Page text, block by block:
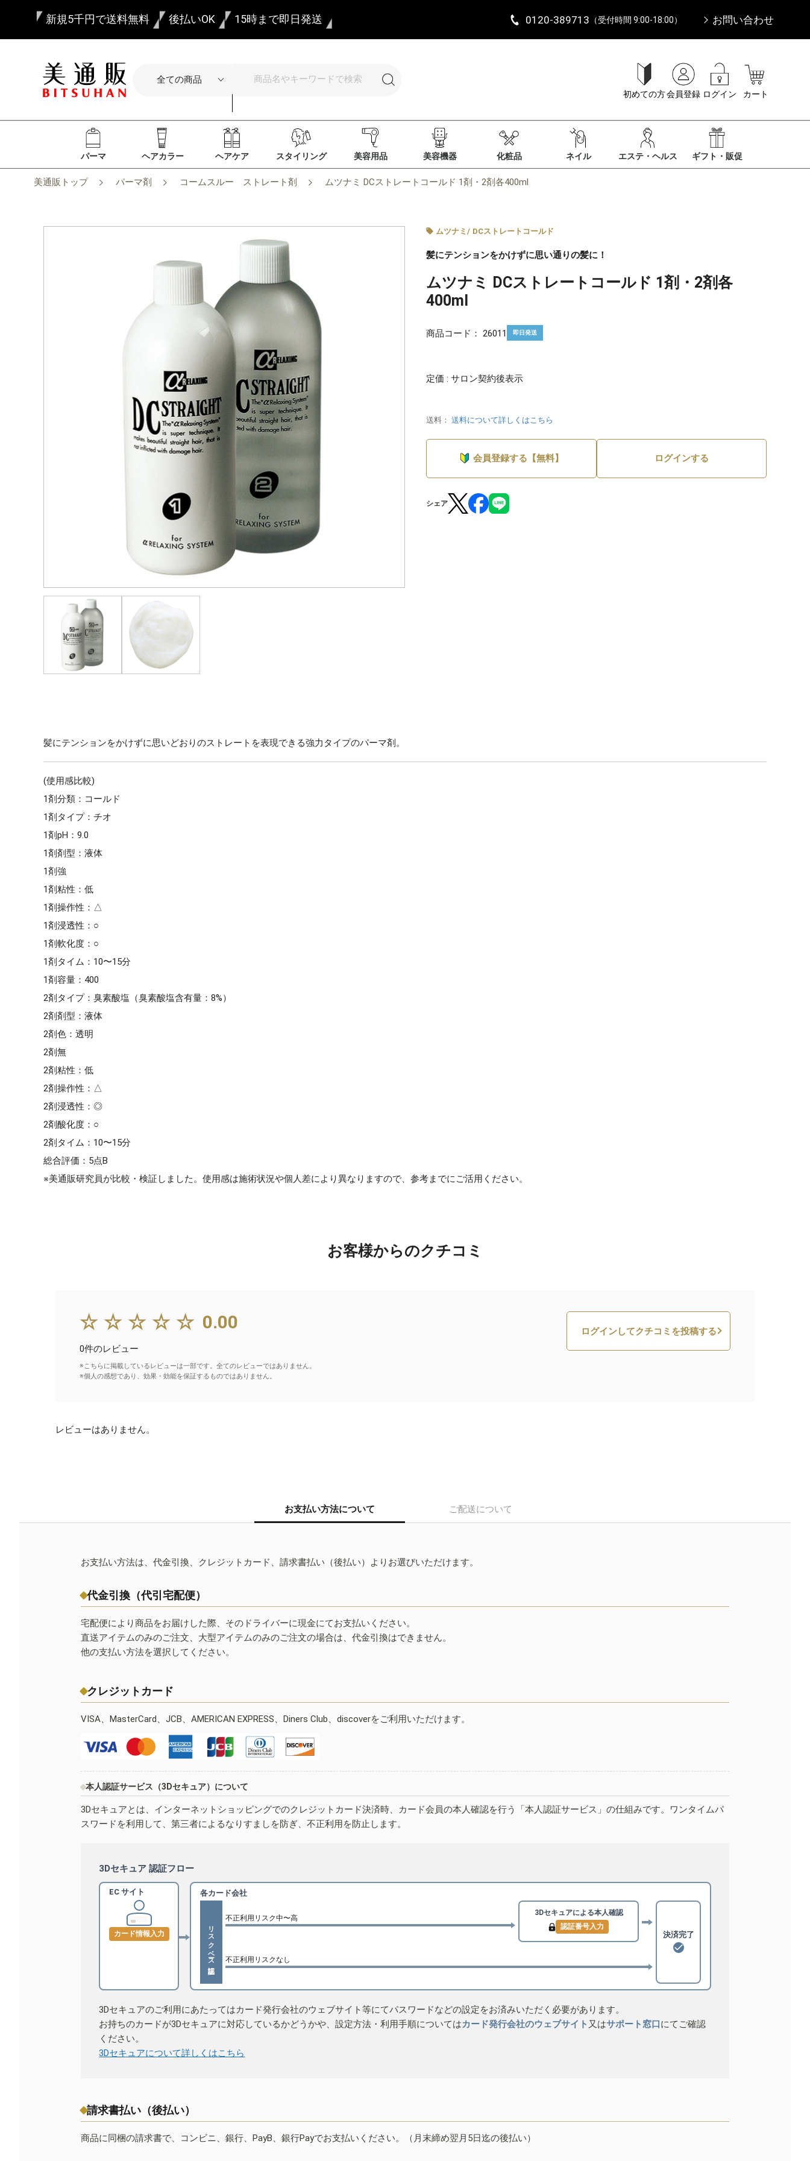
新規5千円で送料無料 後払いOK 15時まで即日発送 0120-389713 （受付時間 9:00-18:00） お問い合わせ
初めての方会員登録 ログイン カート
パーマ ヘアカラー ヘアケア スタイリング 美容用品 美容機器 化粧品 ネイル エステ・ヘルス ギフト・販促
美通販トップ パーマ剤 コームスルー ストレート剤 ムツナミ DCストレートコールド 1剤・2剤各400ml
ムツナミ / DCストレートコールド
髪にテンションをかけずに思い通りの髪に！
ムツナミ DCストレートコールド 1剤・2剤各
400ml
商品コード： 26011 即日発送
定価 : サロン契約後表示
送料： 送料について詳しくはこちら
会員登録する【無料】 ログインする
シェア
髪にテンションをかけずに思いどおりのストレートを表現できる強力タイプのパーマ剤。
(使用感比較)
1剤分類：コールド
1剤タイプ：チオ
1剤pH：9.0
1剤剤型：液体
1剤強
1剤粘性：低
1剤操作性：△
1剤浸透性：○
1剤軟化度：○
1剤タイム：10〜15分
1剤容量：400
2剤タイプ：臭素酸塩（臭素酸塩含有量：8%）
2剤剤型：液体
2剤色：透明
2剤無
2剤粘性：低
2剤操作性：△
2剤浸透性：◎
2剤酸化度：○
2剤タイム：10〜15分
総合評価：5点B
※美通販研究員が比較・検証しました。使用感は施術状況や個人差により異なりますので、参考までにご活用ください。
お客様からのクチコミ
☆☆☆☆☆ 0.00
0件のレビュー
※こちらに掲載しているレビューは一部です。全てのレビューではありません。
※個人の感想であり、効果・効能を保証するものではありません。
ログインしてクチコミを投稿する
レビューはありません。
お支払い方法について ご配送について
お支払い方法は、代金引換、クレジットカード、請求書払い（後払い）よりお選びいただけます。
代金引換（代引宅配便）
宅配便により商品をお届けした際、そのドライバーに現金にてお支払いください。
直送アイテムのみのご注文、大型アイテムのみのご注文の場合は、代金引換はできません。
他の支払い方法を選択してください。
クレジットカード
VISA、MasterCard、JCB、AMERICAN EXPRESS、Diners Club、discoverをご利用いただけます。
本人認証サービス（3Dセキュア）について
3Dセキュアとは、インターネットショッピングでのクレジットカード決済時、カード会員の本人確認を行う「本人認証サービス」の仕組みです。ワンタイムパ
スワードを利用して、第三者によるなりすましを防ぎ、不正利用を防止します。
3Dセキュア 認証フロー
EC サイト
カード情報入力
各カード会社
リスクベース認証
不正利用リスク中〜高
3Dセキュアによる本人確認
認証番号入力
不正利用リスクなし
決済完了
3Dセキュアのご利用にあたってはカード発行会社のウェブサイト等にてパスワードなどの設定をお済みいただく必要があります。
お持ちのカードが3Dセキュアに対応しているかどうかや、設定方法・利用手順についてはカード発行会社のウェブサイト 又はサポート窓口にてご確認
ください。
3Dセキュアについて詳しくはこちら
請求書払い（後払い）
商品に同梱の請求書で、コンビニ、銀行、PayB、銀行Payでお支払いください。（月末締め翌月5日迄の後払い）